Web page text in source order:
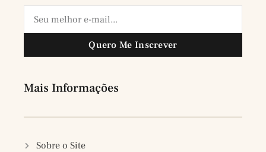
Quero Me Inscrever
Mais Informações
Sobre o Site